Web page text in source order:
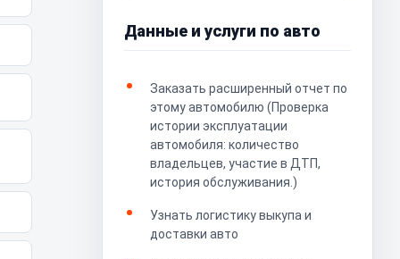
Данные и услуги по авто
Заказать расширенный отчет по
этому автомобилю (Проверка
истории эксплуатации
автомобиля: количество
владельцев, участие в ДТП,
история обслуживания.)
Узнать логистику выкупа и
доставки авто